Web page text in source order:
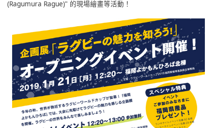
(Ragumura Rague)" 的現場繪畫等活動！